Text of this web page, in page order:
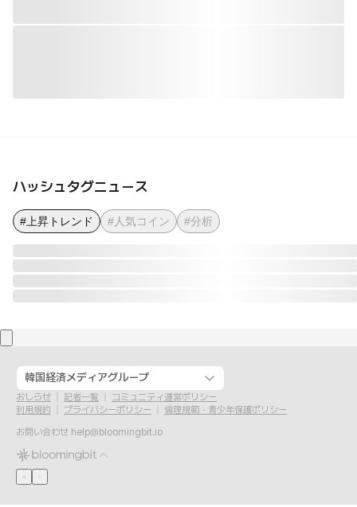
ハッシュタグニュース
#上昇トレンド #人気コイン #分析
韓国経済メディアグループ
おしらせ 記者一覧
コミュニティ運営ポリシー
利用規約
プライバシーポリシー
倫理規範・青少年保護ポリシー
お問い合わせ help@bloomingbit.io